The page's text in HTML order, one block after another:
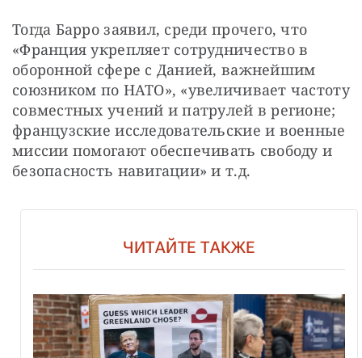
Тогда Барро заявил, среди прочего, что
«Франция укрепляет сотрудничество в
оборонной сфере с Данией, важнейшим
союзником по НАТО», «увеличивает частоту
совместных учений и патрулей в регионе;
французские исследовательские и военные
миссии помогают обеспечивать свободу и
безопасность навигации» и т.д.
ЧИТАЙТЕ ТАКЖЕ